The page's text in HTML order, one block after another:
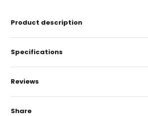
Product description
Specifications
Reviews
Share